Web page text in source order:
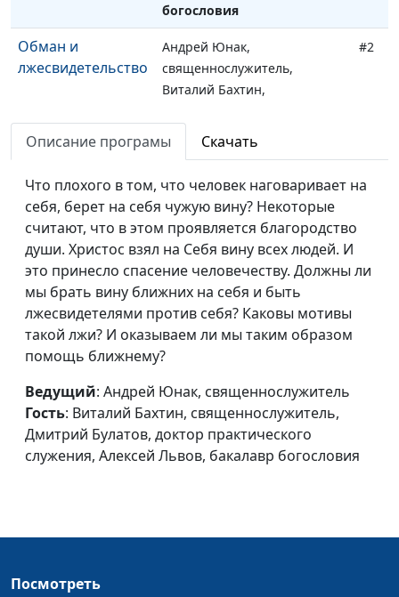
богословия
Обман и
лжесвидетельство
Андрей Юнак,
священнослужитель,
Виталий Бахтин,
богословия
#2
Лицемерие: плохо
или хорошо?
Андрей Юнак,
священнослужитель,
Виталий Бахтин,
священнослужитель,
Дмитрий Булатов, доктор
практического служения,
Алексей Львов, бакалавр
Описание програмы Скачать
Что плохого в том, что человек наговаривает на
себя, берет на себя чужую вину? Некоторые
считают, что в этом проявляется благородство
души. Христос взял на Себя вину всех людей. И
это принесло спасение человечеству. Должны ли
мы брать вину ближних на себя и быть
лжесвидетелями против себя? Каковы мотивы
такой лжи? И оказываем ли мы таким образом
помощь ближнему?
Ведущий: Андрей Юнак, священнослужитель
Гость: Виталий Бахтин, священнослужитель,
Дмитрий Булатов, доктор практического
служения, Алексей Львов, бакалавр богословия
Посмотреть